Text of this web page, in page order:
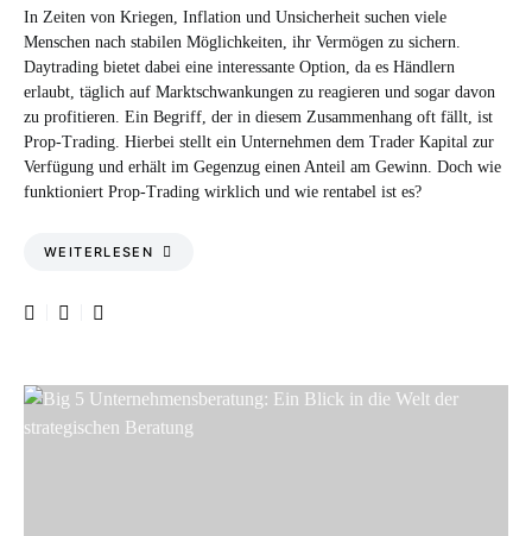
In Zeiten von Kriegen, Inflation und Unsicherheit suchen viele
Menschen nach stabilen Möglichkeiten, ihr Vermögen zu sichern.
Daytrading bietet dabei eine interessante Option, da es Händlern
erlaubt, täglich auf Marktschwankungen zu reagieren und sogar davon
zu profitieren. Ein Begriff, der in diesem Zusammenhang oft fällt, ist
Prop-Trading. Hierbei stellt ein Unternehmen dem Trader Kapital zur
Verfügung und erhält im Gegenzug einen Anteil am Gewinn. Doch wie
funktioniert Prop-Trading wirklich und wie rentabel ist es?
WEITERLESEN